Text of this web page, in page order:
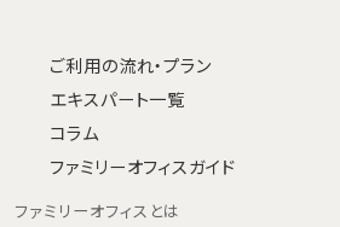
ご利用の流れ・プラン
エキスパート一覧
コラム
ファミリーオフィスガイド
ファミリーオフィスとは